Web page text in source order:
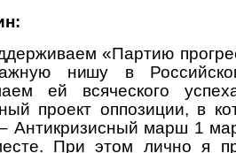
«Партию
нишу в
ей всяческого
проект оппозиции, в
Антикризисный марш 1
При этом лично я